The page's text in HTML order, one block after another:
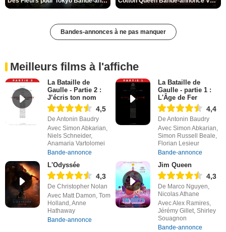
Bandes-annonces à ne pas manquer
Meilleurs films à l'affiche
La Bataille de
Gaulle - Partie 2 :
J’écris ton nom
4,5
De Antonin Baudry
Avec Simon Abkarian,
Niels Schneider,
Anamaria Vartolomei
Bande-annonce
La Bataille de
Gaulle - partie 1 :
L'Âge de Fer
4,4
De Antonin Baudry
Avec Simon Abkarian,
Simon Russell Beale,
Florian Lesieur
Bande-annonce
L'Odyssée
4,3
De Christopher Nolan
Avec Matt Damon, Tom
Holland, Anne
Hathaway
Bande-annonce
Jim Queen
4,3
De Marco Nguyen,
Nicolas Athane
Avec Alex Ramires,
Jérémy Gillet, Shirley
Souagnon
Bande-annonce